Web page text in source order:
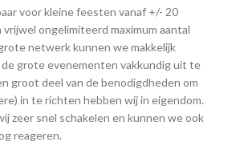
voor kleine feesten vanaf +/- 20
ongelimiteerd maximum aantal
netwerk kunnen we makkelijk
de grote evenementen vakkundig uit te
groot deel van de benodigdheden om
in te richten hebben wij in eigendom.
zeer snel schakelen en kunnen we ook
reageren.